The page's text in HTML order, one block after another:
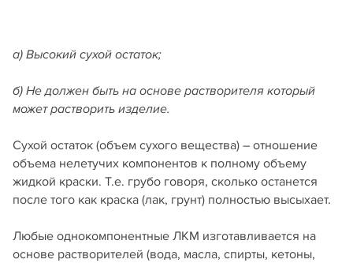
а) Высокий сухой остаток;
б) Не должен быть на основе растворителя который
может растворить изделие.
Сухой остаток (объем сухого вещества) – отношение
объема нелетучих компонентов к полному объему
жидкой краски. Т.е. грубо говоря, сколько останется
после того как краска (лак, грунт) полностью высыхает.
Любые однокомпонентные ЛКМ изготавливается на
основе растворителей (вода, масла, спирты, кетоны,